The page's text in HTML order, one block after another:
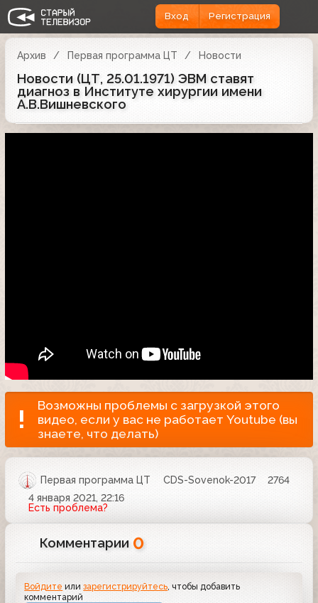
Вход Регистрация
Архив Первая программа ЦТ Новости
Новости (ЦТ, 25.01.1971) ЭВМ ставят
диагноз в Институте хирургии имени
А.В.Вишневского
Возможны проблемы с загрузкой этого
видео, если у вас не работает Youtube (вы
знаете, что делать)
Первая программа ЦТ CDS-Sovenok-2017
2764
4 января 2021, 22:16
Есть проблема?
Комментарии 0
Войдите илизарегистрируйтесь , чтобы добавить
комментарий